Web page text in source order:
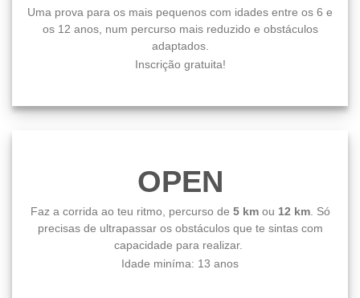
Uma prova para os mais pequenos com idades entre os 6 e
os 12 anos, num percurso mais reduzido e obstáculos
adaptados.
Inscrição gratuita!
OPEN
Faz a corrida ao teu ritmo, percurso de 5 kmou 12 km. Só
precisas de ultrapassar os obstáculos que te sintas com
capacidade para realizar.
Idade miníma: 13 anos